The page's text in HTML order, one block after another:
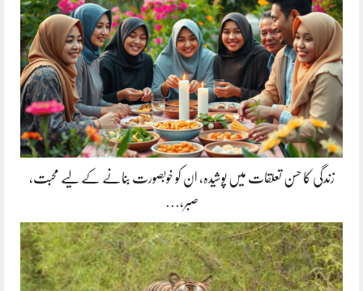
زندگی کا حسن تعلقات میں پوشیدہ, ان کو خوبصورت بنانے کے لیے محبت،
صبر،…